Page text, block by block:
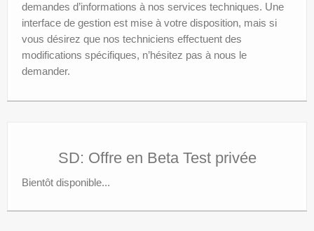
demandes d’informations à nos services techniques. Une
interface de gestion est mise à votre disposition, mais si
vous désirez que nos techniciens effectuent des
modifications spécifiques, n’hésitez pas à nous le
demander.
SD: Offre en Beta Test privée
Bientôt disponible...